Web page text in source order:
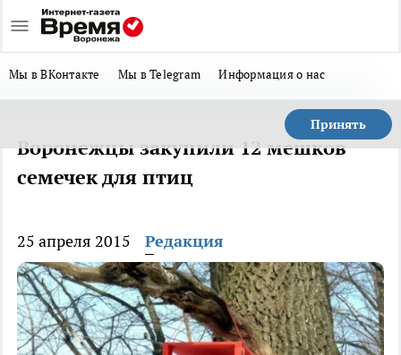
Мы в ВКонтакте Мы в Telegram Информация о нас
Принять
Воронежцы закупили 12 мешков
семечек для птиц
25 апреля 2015 Редакция